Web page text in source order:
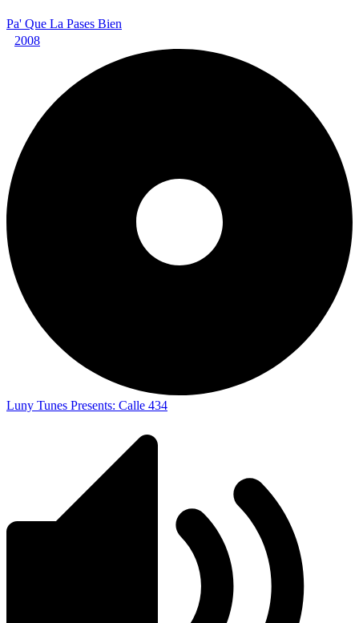
Pa' Que La Pases Bien
2008
Luny Tunes Presents: Calle 434